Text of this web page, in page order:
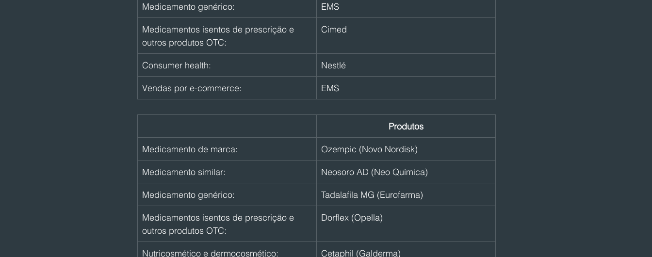
Medicamento genérico: EMS
Medicamentos isentos de prescrição e
outros produtos OTC:
Cimed
Consumer health: Nestlé
Vendas por e-commerce: EMS
Produtos
Medicamento de marca: Ozempic (Novo Nordisk)
Medicamento similar: Neosoro AD (Neo Química)
Medicamento genérico: Tadalafila MG (Eurofarma)
Medicamentos isentos de prescrição e
outros produtos OTC:
Dorflex (Opella)
Nutricosmético e dermocosmético: Cetaphil (Galderma)